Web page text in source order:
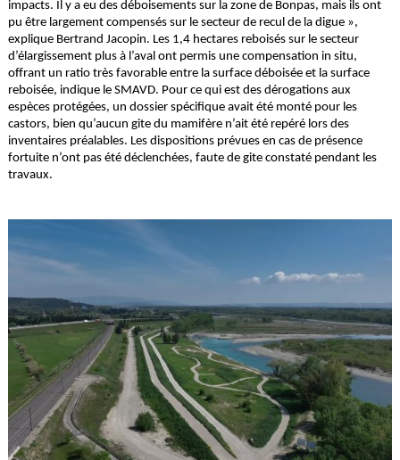
impacts. Il y a eu des déboisements sur la zone de Bonpas, mais ils ont
pu être largement compensés sur le secteur de recul de la digue »,
explique Bertrand Jacopin. Les 1,4 hectares reboisés sur le secteur
d’élargissement plus à l’aval ont permis une compensation in situ,
offrant un ratio très favorable entre la surface déboisée et la surface
reboisée, indique le SMAVD. Pour ce qui est des dérogations aux
espèces protégées, un dossier spécifique avait été monté pour les
castors, bien qu’aucun gite du mamifère n’ait été repéré lors des
inventaires préalables. Les dispositions prévues en cas de présence
fortuite n’ont pas été déclenchées, faute de gite constaté pendant les
travaux.